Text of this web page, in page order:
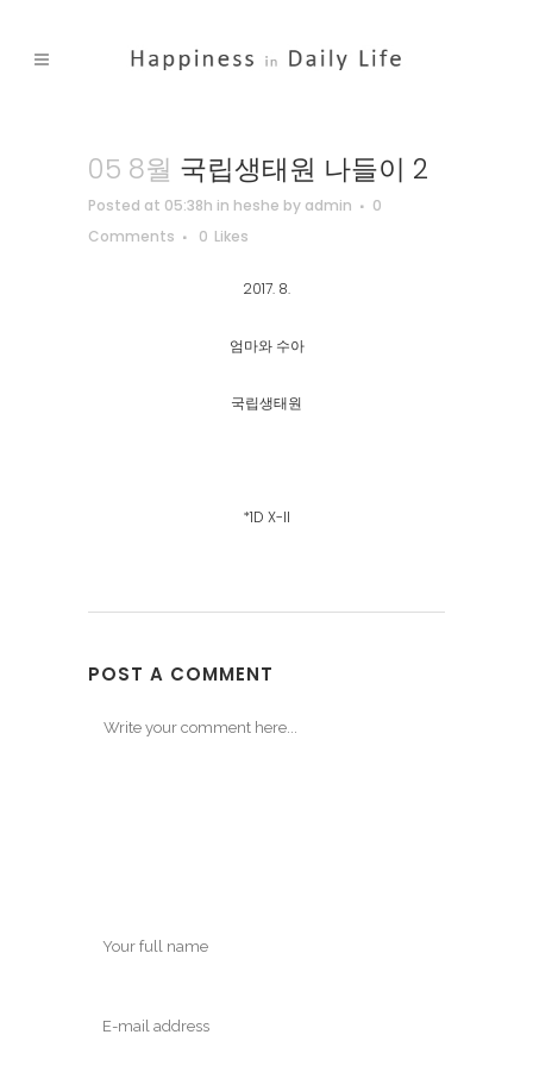
05 8월 국립생태원 나들이 2
Posted at 05:38h in heshe by admin
0
Comments
0 Likes
2017. 8.
엄마와 수아
국립생태원
*1D X-ll
POST A COMMENT